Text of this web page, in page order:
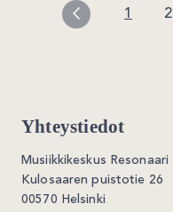
1 2
Yhteystiedot
Musiikkikeskus Resonaari
Kulosaaren puistotie 26
00570 Helsinki